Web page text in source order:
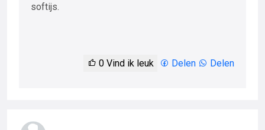
softijs.
0 Vind ik leuk Delen Delen